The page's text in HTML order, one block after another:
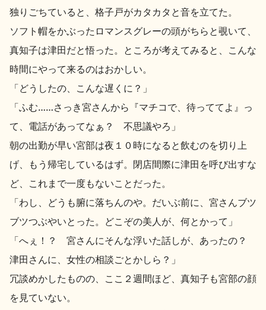
歳時記 地酒蔵元会検定
地酒川柳 地酒小説
日本酒の楽しみ方特集
地酒・イベント情報
独りごちていると、格子戸がカタカタと音を立てた。
ソフト帽をかぶったロマンスグレーの頭がちらと覗いて、
真知子は津田だと悟った。ところが考えてみると、こんな
時間にやって来るのはおかしい。
「どうしたの、こんな遅くに？」
「ふむ……さっき宮さんから『マチコで、待っててよ』っ
て、電話があってなぁ？ 不思議やろ」
朝の出勤が早い宮部は夜１０時になると飲むのを切り上
げ、もう帰宅しているはず。閉店間際に津田を呼び出すな
ど、これまで一度もないことだった。
「わし、どうも腑に落ちんのや。だいぶ前に、宮さんブツ
ブツつぶやいとった。どこぞの美人が、何とかって」
「へぇ！？ 宮さんにそんな浮いた話しが、あったの？
津田さんに、女性の相談ごとかしら？」
冗談めかしたものの、ここ２週間ほど、真知子も宮部の顔
を見ていない。